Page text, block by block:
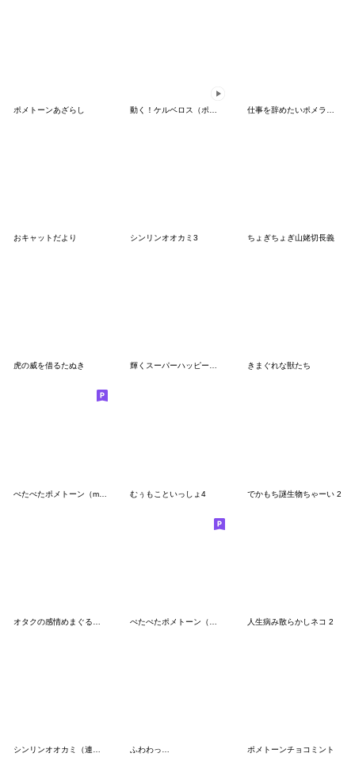
ポメトーンあざらし
おキャットだより シンリンオオカミ3 ちょぎちょぎ山姥切長義
虎の威を借るたぬき 輝くスーパーハッピードッグ（文字なし） きまぐれな獣たち
むぅもこといっしょ4 でかもち謎生物ちゃーい 2
人生病み散らかしネコ 2
シンリンオオカミ（連絡用） ふわわっ… ポメトーンチョコミント